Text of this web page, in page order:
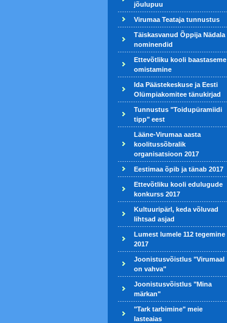
jõulupuu
Virumaa Teataja tunnustus
Täiskasvanud Õppija Nädala
nominendid
Ettevõtliku kooli baastaseme
omistamine
Ida Päästekeskuse ja Eesti
Olümpiakomitee tänukirjad
Tunnustus "Toidupüramiidi
tipp" eest
Lääne-Virumaa aasta
koolitussõbralik
organisatsioon 2017
Eestimaa õpib ja tänab 2017
Ettevõtliku kooli edulugude
konkurss 2017
Kultuuripärl, keda võluvad
lihtsad asjad
Lumest lumele 112 tegemine
2017
Joonistusvõistlus "Virumaal
on vahva"
Joonistusvõistlus "Mina
märkan"
"Tark tarbimine" meie
lasteaias